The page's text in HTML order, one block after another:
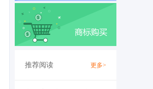
推荐阅读 更多>